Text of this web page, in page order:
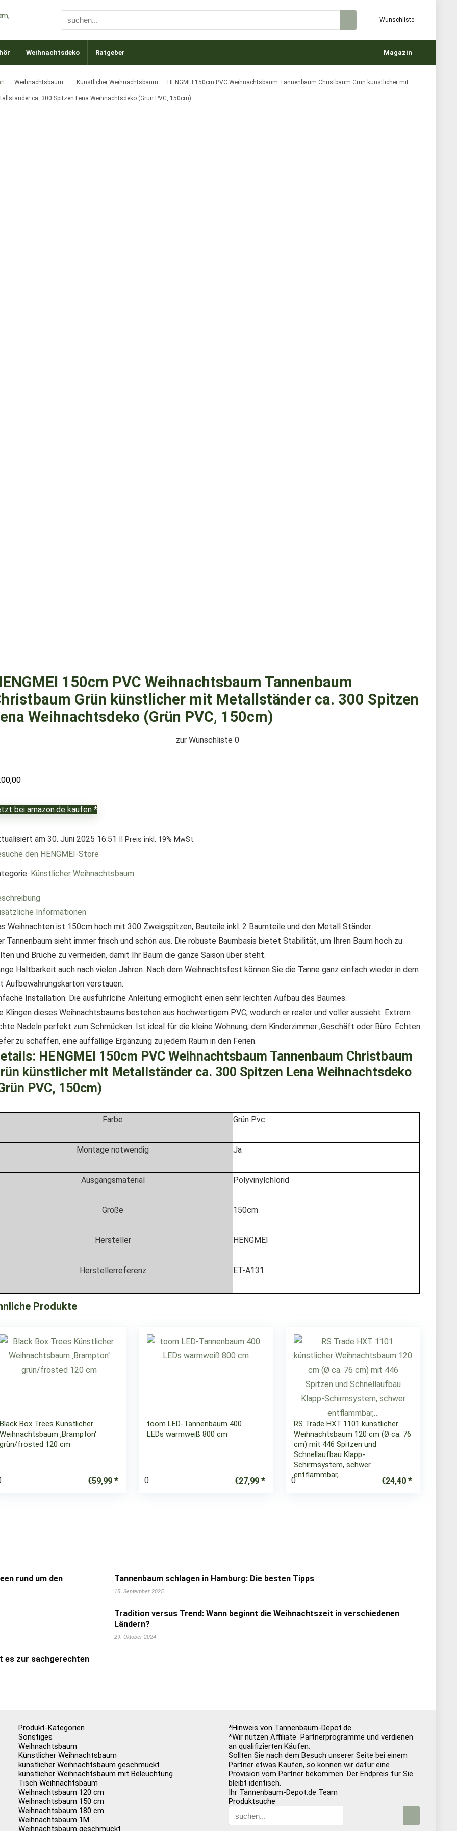
Wunschliste
Weihnachtsdeko Ratgeber Magazin
Weihnachtsbaum Künstlicher Weihnachtsbaum HENGMEI 150cm PVC Weihnachtsbaum Tannenbaum Christbaum Grün künstlicher mit
ca. 300 Spitzen Lena Weihnachtsdeko (Grün PVC, 150cm)
150cm PVC Weihnachtsbaum Tannenbaum
Grün künstlicher mit Metallständer ca. 300 Spitzen
Weihnachtsdeko (Grün PVC, 150cm)
zur Wunschliste 0
bei amazon.de kaufen *
am 30. Juni 2025 16:51 II Preis inkl. 19% MwSt.
den HENGMEI-Store
Künstlicher Weihnachtsbaum
Informationen
Weihnachten ist 150cm hoch mit 300 Zweigspitzen, Bauteile inkl. 2 Baumteile und den Metall Ständer.
Tannenbaum sieht immer frisch und schön aus. Die robuste Baumbasis bietet Stabilität, um Ihren Baum hoch zu
und Brüche zu vermeiden, damit Ihr Baum die ganze Saison über steht.
Haltbarkeit auch nach vielen Jahren. Nach dem Weihnachtsfest können Sie die Tanne ganz einfach wieder in dem
Aufbewahrungskarton verstauen.
Installation. Die ausführlcihe Anleitung ermöglicht einen sehr leichten Aufbau des Baumes.
Klingen dieses Weihnachtsbaums bestehen aus hochwertigem PVC, wodurch er realer und voller aussieht. Extrem
Nadeln perfekt zum Schmücken. Ist ideal für die kleine Wohnung, dem Kinderzimmer ,Geschäft oder Büro. Echten
zu schaffen, eine auffällige Ergänzung zu jedem Raum in den Ferien.
HENGMEI 150cm PVC Weihnachtsbaum Tannenbaum Christbaum
künstlicher mit Metallständer ca. 300 Spitzen Lena Weihnachtsdeko
PVC, 150cm)
Farbe ‎Grün Pvc
Montage notwendig ‎Ja
Ausgangsmaterial ‎Polyvinylchlorid
Größe ‎150cm
Hersteller ‎HENGMEI
Herstellerreferenz ‎ET-A131
Produkte
Black Box Trees Künstlicher
Weihnachtsbaum ‚Brampton‘
grün/frosted 120 cm
€59,99
toom LED-Tannenbaum 400
LEDs warmweiß 800 cm
0 €27,99
RS Trade HXT 1101 künstlicher
Weihnachtsbaum 120 cm (Ø ca. 76
cm) mit 446 Spitzen und
Schnellaufbau Klapp-
Schirmsystem, schwer
entflammbar,…
0 €24,40
rund um den Tannenbaum schlagen in Hamburg: Die besten Tipps
15. September 2025
Tradition versus Trend: Wann beginnt die Weihnachtszeit in verschiedenen
Ländern?
29. Oktober 2024
es zur sachgerechten
Produkt-Kategorien
Sonstiges
Weihnachtsbaum
Künstlicher Weihnachtsbaum
künstlicher Weihnachtsbaum geschmückt
künstlicher Weihnachtsbaum mit Beleuchtung
Tisch Weihnachtsbaum
Weihnachtsbaum 120 cm
Weihnachtsbaum 150 cm
Weihnachtsbaum 180 cm
Weihnachtsbaum 1M
Weihnachtsbaum geschmückt
*Hinweis von Tannenbaum-Depot.de
*Wir nutzen Affiliate Partnerprogramme und verdienen
an qualifizierten Käufen.
Sollten Sie nach dem Besuch unserer Seite bei einem
Partner etwas Kaufen, so können wir dafür eine
Provision vom Partner bekommen. Der Endpreis für Sie
bleibt identisch.
Ihr Tannenbaum-Depot.de Team
Produktsuche